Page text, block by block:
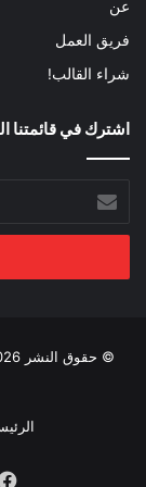
عن
فريق العمل
شراء القالب!
اشترك في قائمتنا
بريدك
الإلكتروني
© حقوق النشر 2026، جميع الحقوق محفوظة |